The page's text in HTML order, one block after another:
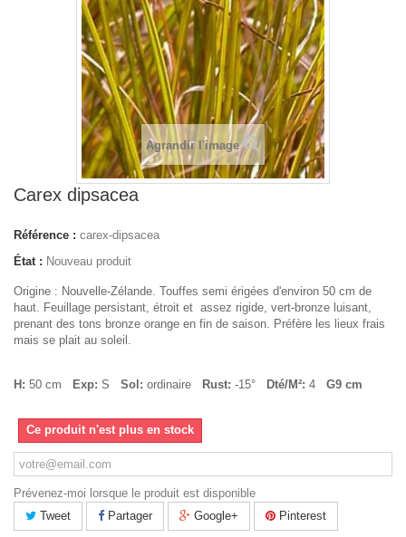
Agrandir l'image
Carex dipsacea
Référence : carex-dipsacea
État : Nouveau produit
Origine : Nouvelle-Zélande. Touffes semi érigées d'environ 50 cm de
haut. Feuillage persistant, étroit et assez rigide, vert-bronze luisant,
prenant des tons bronze orange en fin de saison. Préfère les lieux frais
mais se plait au soleil.
H: 50 cm Exp: S Sol: ordinaire Rust: -15° Dté/M²: 4 G9 cm
Ce produit n'est plus en stock
Prévenez-moi lorsque le produit est disponible
Tweet
Partager Google+ Pinterest